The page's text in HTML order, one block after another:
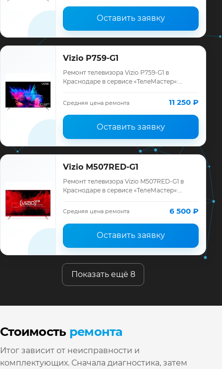
Оставить заявку
Vizio P759-G1
Ремонт телевизора Vizio P759-G1 в
Краснодаре в сервисе «ТелеМастер»:
ремонта, запчасти и гарантия до 12
месяцев.
Средняя цена ремонта 11 250 ₽
Оставить заявку
Vizio M507RED-G1
Ремонт телевизора Vizio M507RED-G1 в
Краснодаре в сервисе «ТелеМастер»:
ремонта, запчасти и гарантия до 12
Средняя цена ремонта 6 500 ₽
Оставить заявку
Показать ещё 8
Стоимость ремонта
Итог зависит от неисправности и
комплектующих. Сначала диагностика, затем